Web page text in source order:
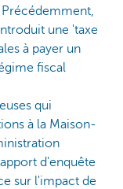
une 'taxe
à payer un
fiscal
qui
à la Maison-
d'enquête
sur l'impact de